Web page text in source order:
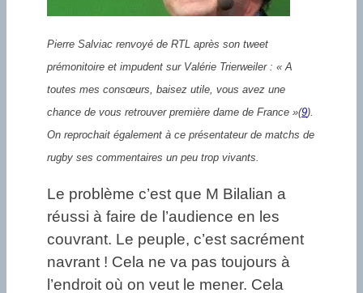
Pierre Salviac renvoyé de RTL après son tweet
prémonitoire et impudent sur Valérie Trierweiler : « A
toutes mes consœurs, baisez utile, vous avez une
chance de vous retrouver première dame de France »(9).
On reprochait également à ce présentateur de matchs de
rugby ses commentaires un peu trop vivants.
Le problème c’est que M Bilalian a
réussi à faire de l’audience en les
couvrant. Le peuple, c’est sacrément
navrant ! Cela ne va pas toujours à
l’endroit où on veut le mener. Cela